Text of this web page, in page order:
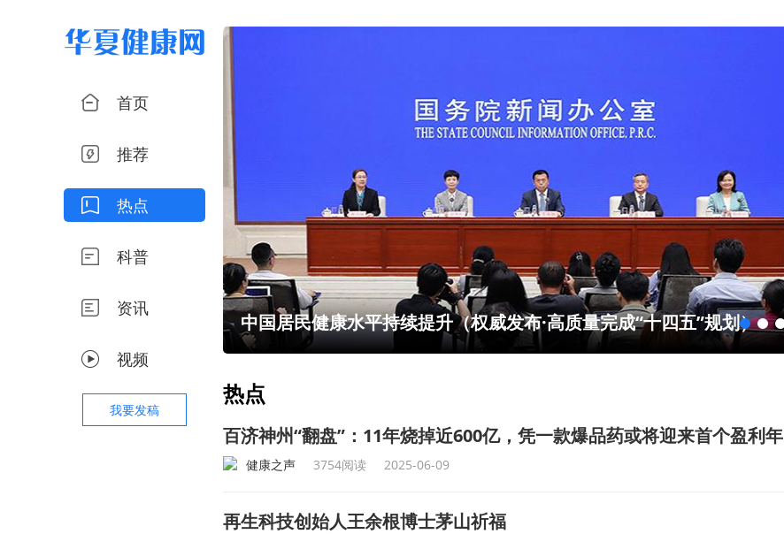
首页
推荐
热点
科普
资讯
视频
我要发稿
中国居民健康水平持续提升（权威发布·高质量完成“十四五”规划）
热点
百济神州“翻盘”：11年烧掉近600亿，凭一款爆品药或将迎来首个盈利年
健康之声 3754阅读 2025-06-09
再生科技创始人王余根博士茅山祈福